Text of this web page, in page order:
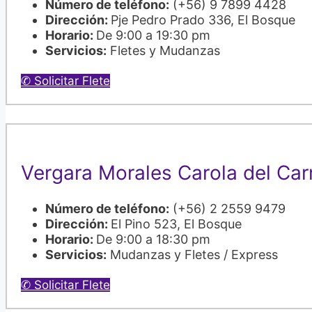
Número de teléfono: (+56) 9 7899 4428
Dirección: Pje Pedro Prado 336, El Bosque
Horario: De 9:00 a 19:30 pm
Servicios: Fletes y Mudanzas
✆ Solicitar Flete
Vergara Morales Carola del
Número de teléfono: (+56) 2 2559 9479
Dirección: El Pino 523, El Bosque
Horario: De 9:00 a 18:30 pm
Servicios: Mudanzas y Fletes / Express
✆ Solicitar Flete